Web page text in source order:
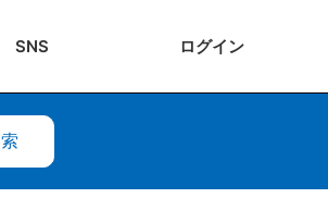
SNS ログイン
検索